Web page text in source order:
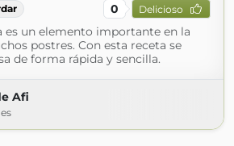
0 Delicioso
es un elemento importante en la
postres. Con esta receta se
de forma rápida y sencilla.
Afi